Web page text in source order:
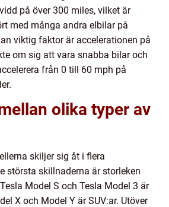
på över 300 miles, vilket är
med många andra elbilar på
viktig faktor är accelerationen på
om sig att vara snabba bilar och
från 0 till 60 mph på
olika typer av
skiljer sig åt i flera
största skillnaderna är storleken
Model S och Tesla Model 3 är
X och Model Y är SUV:ar. Utöver